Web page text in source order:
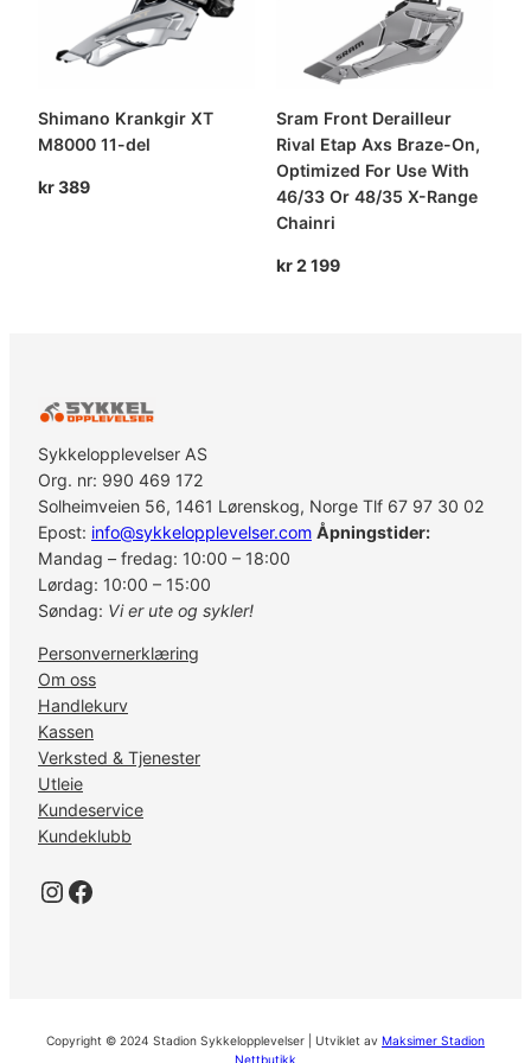
Shimano Krankgir XT
M8000 11-del
kr389
Sram Front Derailleur
Rival Etap Axs Braze-On,
Optimized For Use With
46/33 Or 48/35 X-Range
Chainri
kr2 199
Sykkelopplevelser AS
Org. nr: 990 469 172
Solheimveien 56, 1461 Lørenskog, Norge Tlf 67 97 30 02
Epost: info@sykkelopplevelser.com Åpningstider:
Mandag – fredag: 10:00 – 18:00
Lørdag: 10:00 – 15:00
Søndag: Vi er ute og sykler!
Personvernerklæring
Om oss
Handlekurv
Kassen
Verksted & Tjenester
Utleie
Kundeservice
Kundeklubb
Instagram Facebook
Copyright © 2024 Stadion Sykkelopplevelser | Utviklet av Maksimer Stadion
Nettbutikk